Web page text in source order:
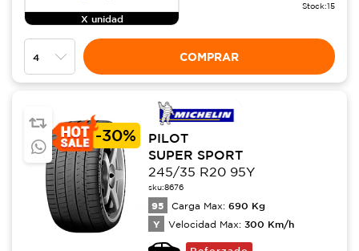
X unidad
Stock:15
COMPRAR
-30%
PILOT
SUPER SPORT
245/35 R20 95Y
sku:8676
95 Carga Max: 690 Kg
Y Velocidad Max: 300 Km/h